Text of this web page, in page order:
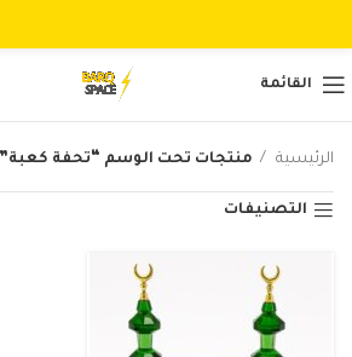
القائمة
الرئيسية منتجات تحت الوسم “تحفة كعبة”
التصنيفات